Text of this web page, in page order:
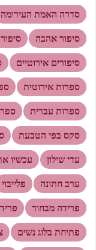
סדרה האמת העירומה
סיפור אהבה
סיפורים אירוטיים
ספרות אירוטית
ספרות עברית
סקס בפי הטבעת
עדי שילון עכשיו
ערב חתונה פלייבוי
פרידה מבחור
פתיחת בלוג נשים